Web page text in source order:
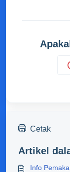
Cetak
Artikel
Info